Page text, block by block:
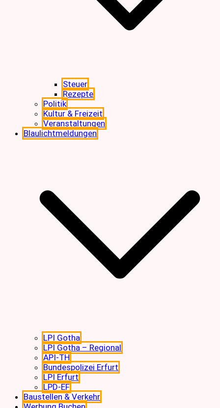
Steuer
Rezepte
Politik
Kultur & Freizeit
Veranstaltungen
Blaulichtmeldungen
LPI Gotha
LPI Gotha – Regional
API-TH
Bundespolizei Erfurt
LPI Erfurt
LPD-EF
Baustellen & Verkehr